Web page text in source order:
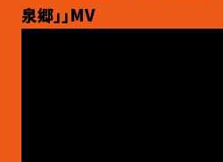
泉郷」」MV